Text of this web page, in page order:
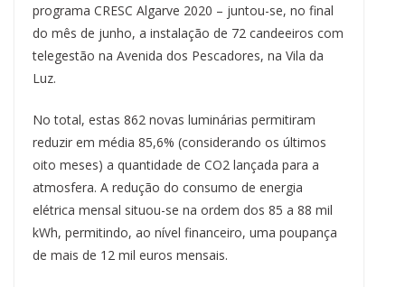
programa CRESC Algarve 2020 – juntou-se, no final
do mês de junho, a instalação de 72 candeeiros com
telegestão na Avenida dos Pescadores, na Vila da
Luz.
No total, estas 862 novas luminárias permitiram
reduzir em média 85,6% (considerando os últimos
oito meses) a quantidade de CO2 lançada para a
atmosfera. A redução do consumo de energia
elétrica mensal situou-se na ordem dos 85 a 88 mil
kWh, permitindo, ao nível financeiro, uma poupança
de mais de 12 mil euros mensais.